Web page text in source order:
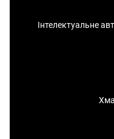
Інтелектуальне